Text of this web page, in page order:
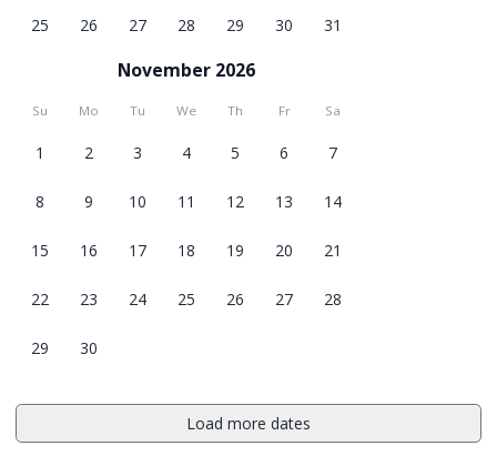
25 26 27 28 29 30 31
November 2026
Su Mo Tu We Th Fr Sa
1 2 3 4 5 6 7
8 9 10 11 12 13 14
15 16 17 18 19 20 21
22 23 24 25 26 27 28
29 30
Load more dates